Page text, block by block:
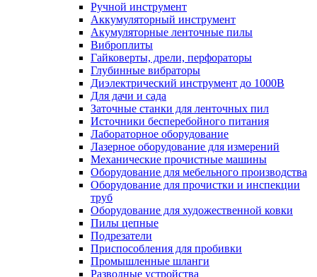
Ручной инструмент
Аккумуляторный инструмент
Акумуляторные ленточные пилы
Виброплиты
Гайковерты, дрели, перфораторы
Глубинные вибраторы
Диэлектрический инструмент до 1000В
Для дачи и сада
Заточные станки для ленточных пил
Источники бесперебойного питания
Лабораторное оборудование
Лазерное оборудование для измерений
Механические прочистные машины
Оборудование для мебельного производства
Оборудование для прочистки и инспекции
труб
Оборудование для художественной ковки
Пилы цепные
Подрезатели
Приспособления для пробивки
Промышленные шланги
Разводные устройства